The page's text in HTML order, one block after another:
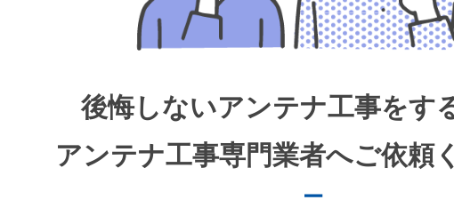
後悔しないアンテナ工事をす
アンテナ工事専門業者へご依頼